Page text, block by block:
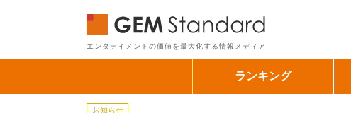
エンタテイメントの価値を最大化する情報メディア
ランキング
お知らせ